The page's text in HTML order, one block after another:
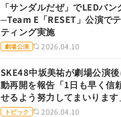
「サンダルだぜ」でLEDバン
─Team E「RESET」公演で
ティング実施
劇場公演 2026.04.10
SKE48中坂美祐が劇場公演
動再開を報告「1日も早く信
せるよう努力してまいります
トピック 2026.04.10